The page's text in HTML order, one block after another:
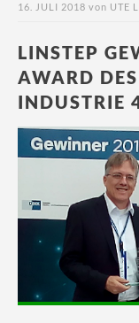
16. JULI 2018 von UTE
LINSTEP
AWARD
INDUSTRIE